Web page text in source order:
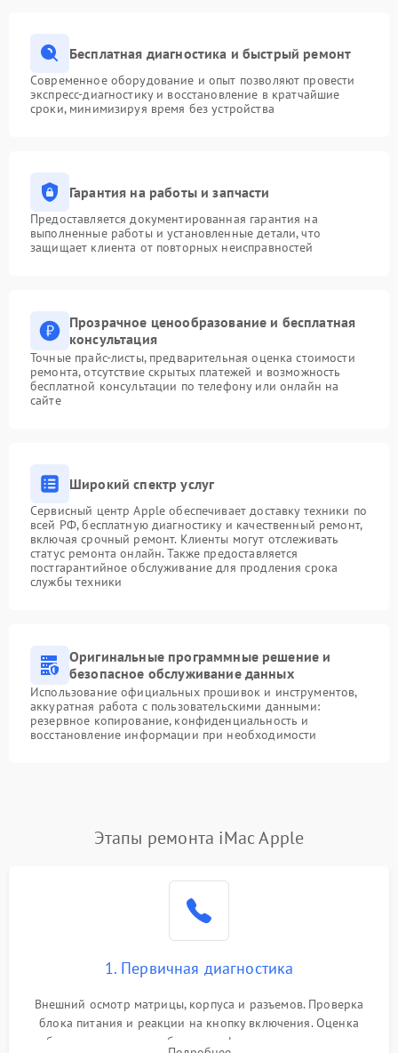
Бесплатная диагностика и быстрый ремонт
Современное оборудование и опыт позволяют провести
экспресс-диагностику и восстановление в кратчайшие
сроки, минимизируя время без устройства
Гарантия на работы и запчасти
Предоставляется документированная гарантия на
выполненные работы и установленные детали, что
защищает клиента от повторных неисправностей
Прозрачное ценообразование и бесплатная
консультация
Точные прайс-листы, предварительная оценка стоимости
ремонта, отсутствие скрытых платежей и возможность
бесплатной консультации по телефону или онлайн на
сайте
Широкий спектр услуг
Сервисный центр Apple обеспечивает доставку техники по
всей РФ, бесплатную диагностику и качественный ремонт,
включая срочный ремонт. Клиенты могут отслеживать
статус ремонта онлайн. Также предоставляется
постгарантийное обслуживание для продления срока
службы техники
Оригинальные программные решение и
безопасное обслуживание данных
Использование официальных прошивок и инструментов,
аккуратная работа с пользовательскими данными:
резервное копирование, конфиденциальность и
восстановление информации при необходимости
Этапы ремонта iMac Apple
1. Первичная диагностика
Внешний осмотр матрицы, корпуса и разъемов. Проверка
блока питания и реакции на кнопку включения. Оценка
изображения, звука и работы периферии для сужения круга